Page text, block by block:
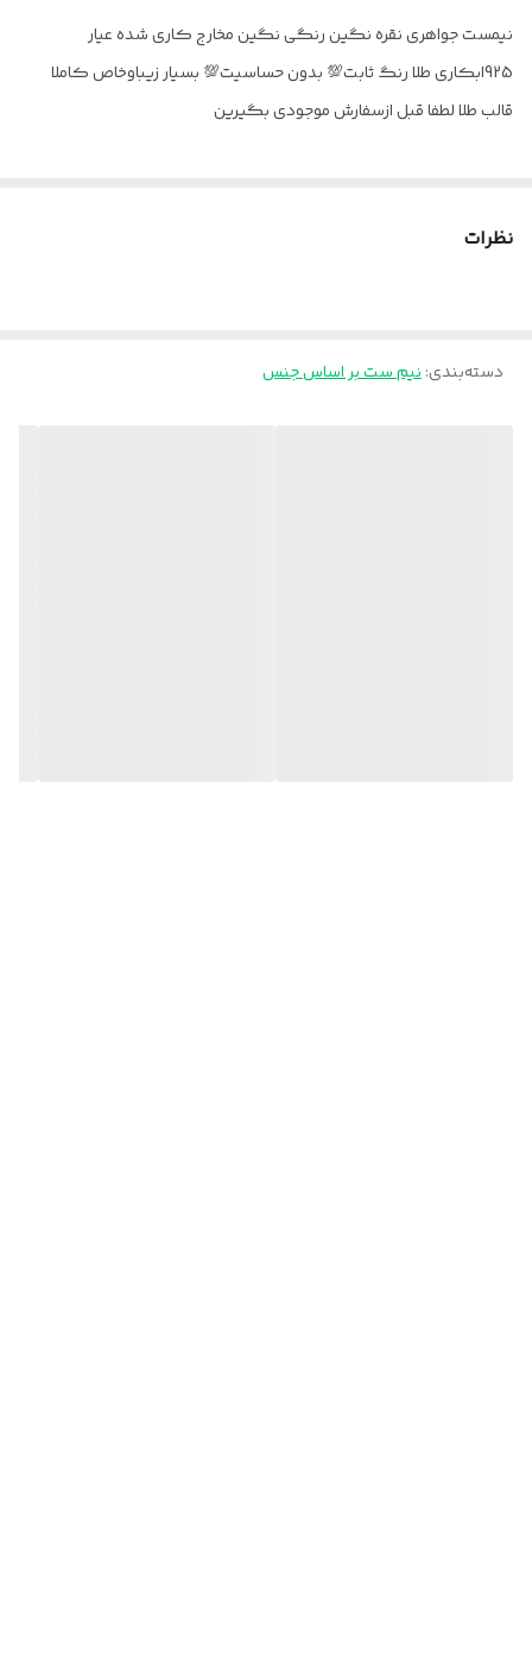
نیمست جواهری نقره نگین رنگی نگین مخارج کاری شده عیار
925ابکاری طلا رنگ ثابت💯 بدون حساسیت💯 بسیار زیباوخاص کاملا
قالب طلا لطفا قبل ازسفارش موجودی بگیرین
نظرات
دسته‌بندی:نیم ست بر اساس جنس